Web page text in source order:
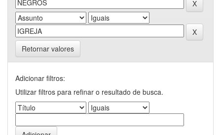
Retornar valores
Adicionar filtros:
Utilizar filtros para refinar o resultado de busca.